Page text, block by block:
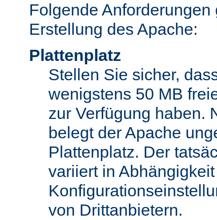
Folgende Anforderungen
Erstellung des Apache:
Plattenplatz
Stellen Sie sicher,
wenigstens 50 MB
zur Verfügung haben.
belegt der Apache
Plattenplatz. Der
variiert in
von Drittanbietern.